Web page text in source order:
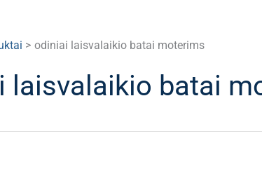
odiniai laisvalaikio batai moterims
laisvalaikio batai